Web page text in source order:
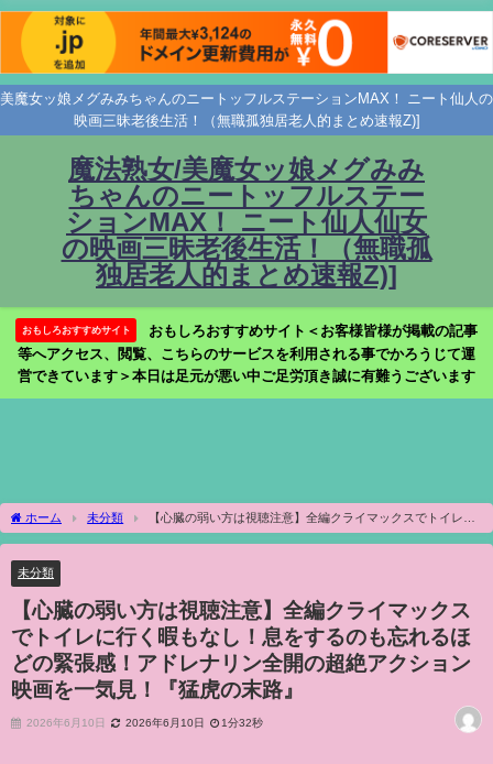
美魔女ッ娘メグみみちゃんのニートッフルステーションMAX！ ニート仙人の
映画三昧老後生活！（無職孤独居老人的まとめ速報Z)]
魔法熟女/美魔女ッ娘メグみみ
ちゃんのニートッフルステー
ションMAX！ ニート仙人仙女
の映画三昧老後生活！（無職孤
独居老人的まとめ速報Z)]
おもしろおすすめサイト
おもしろおすすめサイト＜お客様皆様が掲載の記事
等へアクセス、閲覧、こちらのサービスを利用される事でかろうじて運
営できています＞本日は足元が悪い中ご足労頂き誠に有難うございます
ホーム 未分類
【心臓の弱い方は視聴注意】全編クライマックスでトイレに
行く暇もなし！息をするのも忘れるほどの緊張感！アドレナリン全開の超絶アクショ
未分類
【心臓の弱い方は視聴注意】全編クライマックス
でトイレに行く暇もなし！息をするのも忘れるほ
どの緊張感！アドレナリン全開の超絶アクション
映画を一気見！『猛虎の末路』
2026年6月10日 2026年6月10日 1分32秒